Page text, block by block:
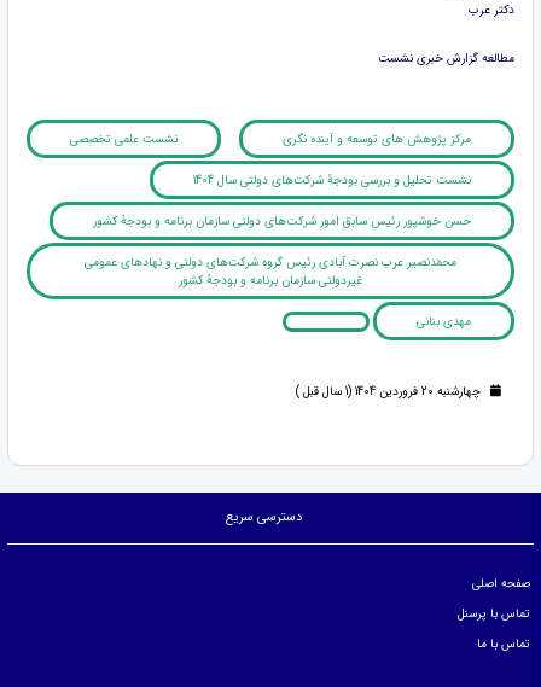
دکتر عرب
مطالعه گزارش خبری نشست
مرکز پژوهش های توسعه و آینده نگری نشست علمی تخصصی
نشست تحلیل و بررسی بودجۀ شرکت‌های دولتی سال 1404
حسن خوشپور رئیس سابق امور شرکت‌های دولتی سازمان برنامه و بودجۀ کشور
محمَدنصیر عرب نصرت آبادی رئیس گروه شرکت‌های دولتی و نهادهای عمومی
غیردولتی سازمان برنامه و بودجۀ کشور
مهدی بنانی
چهارشنبه 20 فروردین 1404 (1 سال قبل )
دسترسی سریع
صفحه اصلی
تماس با پرسنل
تماس با ما